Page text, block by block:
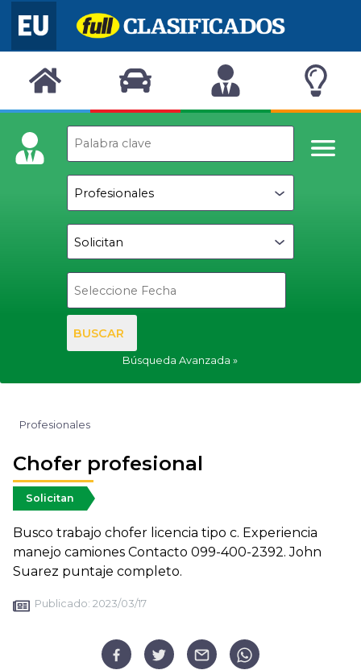
BUSCAR
Búsqueda Avanzada
Profesionales
Chofer profesional
Solicitan
Busco trabajo chofer licencia tipo c. Experiencia
manejo camiones Contacto 099-400-2392. John
Suarez puntaje completo.
Publicado: 2023/03/17